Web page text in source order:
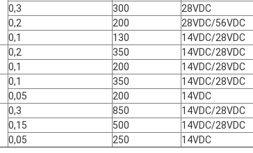
0,3 300
28VDC
0,2
200
28VDC/56VDC
0,1
130
14VDC/28VDC
0,2 350 14VDC/28VDC
0,1 200
14VDC/28VDC
0,1 350 14VDC/28VDC
0,05 200 14VDC
0,3 850
14VDC/28VDC
0,15 500
14VDC/28VDC
0,05
250 14VDC